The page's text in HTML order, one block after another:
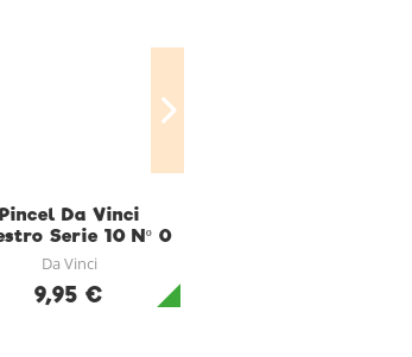
Pincel Da Vinci
Serie 10 Nº 0
Da Vinci
9,95 €